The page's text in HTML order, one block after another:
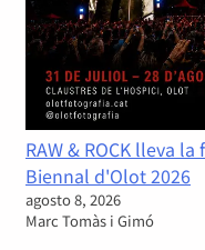
RAW & ROCK lleva
Biennal d'Olot 2026
agosto 8, 2026
Marc Tomàs i Gimó